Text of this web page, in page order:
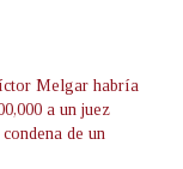
Melgar habría
a un juez
de un